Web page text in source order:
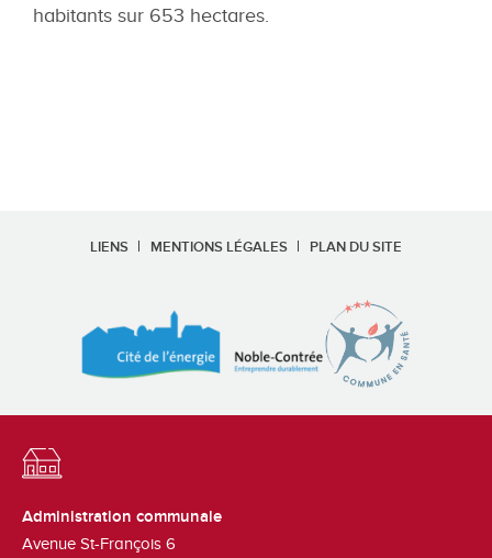
habitants sur 653 hectares.
LIENS MENTIONS LÉGALES PLAN DU SITE
Administration communale
Avenue St-François 6